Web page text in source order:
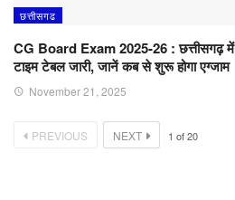
छत्तीसगढ
CG Board Exam 2025-26 : छत्तीसगढ़ में
टाइम टेबल जारी, जानें कब से शुरू होगा एग्जाम
November 21, 2025
PREVIOUS NEXT 1 of20